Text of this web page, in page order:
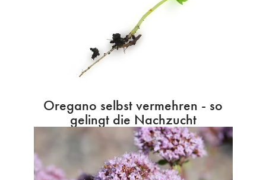
Oregano selbst vermehren - so
gelingt die Nachzucht